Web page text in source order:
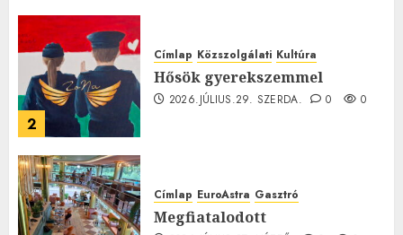
2
Címlap Közszolgálati Kultúra
Hősök gyerekszemmel
2026.JÚLIUS.29. SZERDA. 0 0
Címlap EuroAstra Gasztró
Megfiatalodott